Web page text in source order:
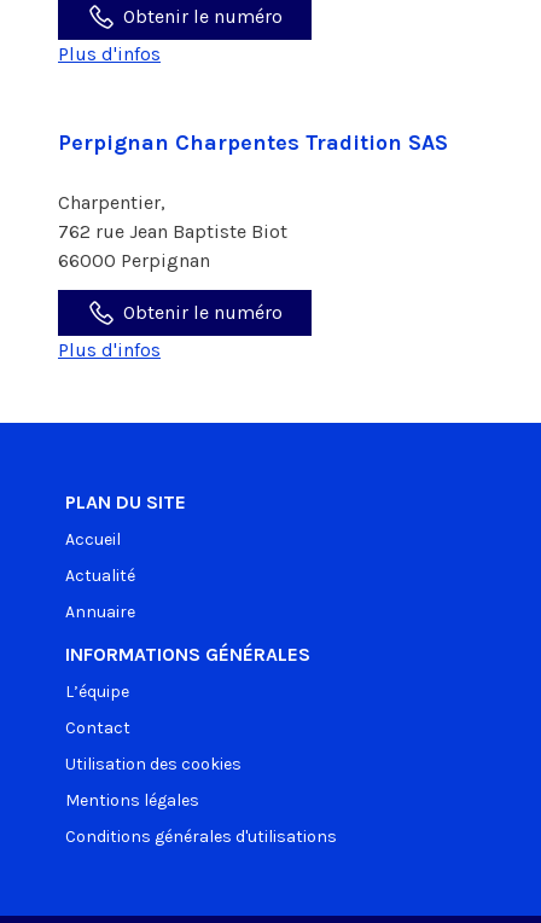
Obtenir le numéro
Plus d'infos
Perpignan Charpentes Tradition SAS
Charpentier,
762 rue Jean Baptiste Biot
66000 Perpignan
Obtenir le numéro
Plus d'infos
PLAN DU SITE
Accueil
Actualité
Annuaire
INFORMATIONS GÉNÉRALES
L’équipe
Contact
Utilisation des cookies
Mentions légales
Conditions générales d'utilisations